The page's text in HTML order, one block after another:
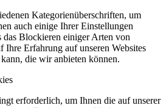
Kategorienüberschriften, um
auch einige Ihrer Einstellungen
das Blockieren einiger Arten von
Erfahrung auf unseren Websites
die wir anbieten können.
erforderlich, um Ihnen die auf unserer